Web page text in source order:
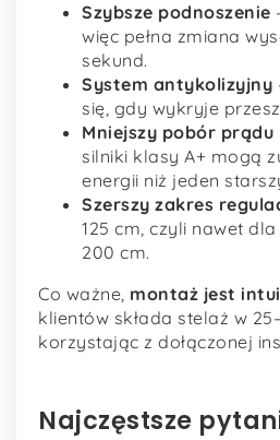
Szybsze podnoszenie
więc pełna zmiana
sekund.
System antykolizyjny
się, gdy wykryje
Mniejszy pobór prądu
silniki klasy A+ mogą
energii niż jeden
Szerszy zakres
125 cm, czyli nawet
200 cm.
Co ważne, montaż jest
klientów składa stelaż w
korzystając z dołączonej
Najczęstsze